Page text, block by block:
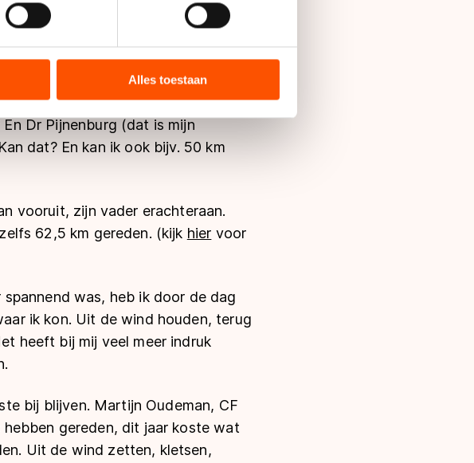
voor social media, advertenties en
heeft verstrekt of die zij hebben verzameld via
buiten de EU, zoals de VS, waar mogelijk geen
te klikken, stemt u in met deze overdracht.
Alles toestaan
"
Ik ben Stan van der Knaap en
Maar nu wil ik graag mee
ziekenhuis en heb een infuus in
wil vragen: mogen er ook kinderen
Dr Pijnenburg (dat is mijn
dat? En kan ik ook bijv. 50 km
vooruit, zijn vader erachteraan.
62,5 km gereden. (kijk hier voor
was, heb ik door de dag
ik kon. Uit de wind houden, terug
heeft bij mij veel meer indruk
bij blijven. Martijn Oudeman, CF
gereden, dit jaar koste wat
Uit de wind zetten, kletsen,